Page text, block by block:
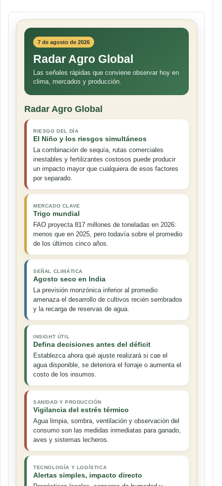
7 de agosto de 2026
Radar Agro Global
Las señales rápidas que conviene observar hoy en
clima, mercados y producción.
Radar Agro Global
RIESGO DEL DÍA
El Niño y los riesgos simultáneos
La combinación de sequía, rutas comerciales
inestables y fertilizantes costosos puede producir
un impacto mayor que cualquiera de esos factores
por separado.
MERCADO CLAVE
Trigo mundial
FAO proyecta 817 millones de toneladas en 2026:
menos que en 2025, pero todavía sobre el promedio
de los últimos cinco años.
SEÑAL CLIMÁTICA
Agosto seco en India
La previsión monzónica inferior al promedio
amenaza el desarrollo de cultivos recién sembrados
y la recarga de reservas de agua.
INSIGHT ÚTIL
Defina decisiones antes del déficit
Establezca ahora qué ajuste realizará si cae el
agua disponible, se deteriora el forraje o aumenta el
costo de los insumos.
SANIDAD Y PRODUCCIÓN
Vigilancia del estrés térmico
Agua limpia, sombra, ventilación y observación del
consumo son las medidas inmediatas para ganado,
aves y sistemas lecheros.
TECNOLOGÍA Y LOGÍSTICA
Alertas simples, impacto directo